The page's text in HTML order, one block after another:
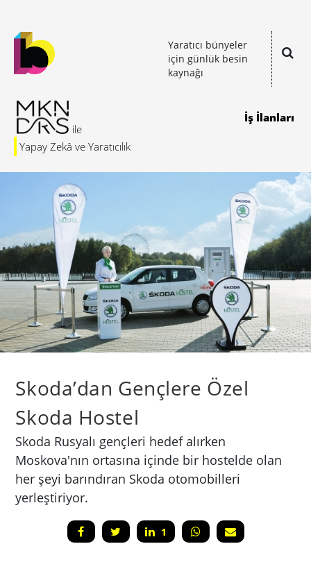
Yaratıcı bünyeler
için günlük besin
kaynağı
Yapay Zekâ ve Yaratıcılık
İş İlanları
Skoda’dan Gençlere Özel
Skoda Hostel
Skoda Rusyalı gençleri hedef alırken
Moskova'nın ortasına içinde bir hostelde olan
her şeyi barındıran Skoda otomobilleri
yerleştiriyor.
1